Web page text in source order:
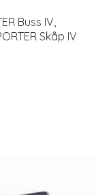
Buss IV,
Skåp IV